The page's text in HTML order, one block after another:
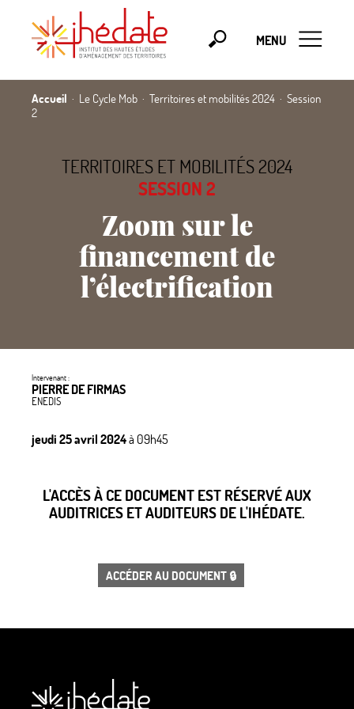
MENU
Accueil Le Cycle Mob Territoires et mobilités 2024
Session
2
TERRITOIRES ET MOBILITÉS 2024
SESSION 2
Zoom sur le
financement de
l’électrification
Intervenant :
PIERRE DE FIRMAS
ENEDIS
jeudi 25 avril 2024à 09h45
L'ACCÈS À CE DOCUMENT EST RÉSERVÉ AUX
AUDITRICES ET AUDITEURS DE L'IHÉDATE.
ACCÉDER AU DOCUMENT 🔒